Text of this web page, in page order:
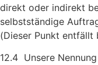
direkt oder indirekt
selbstständige
(Dieser Punkt entfällt
12.4 Unsere